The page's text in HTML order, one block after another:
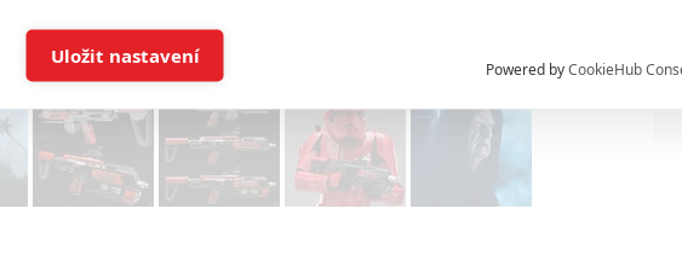
Ukládání a/nebo přístup k informacím v zařízení
Reklama založená na omezených údajích a měření reklamy
Personalizovaný obsah, měření obsahu, průzkum publika a vývoj
služeb
Powered byCookieHub
Uložit nastavení